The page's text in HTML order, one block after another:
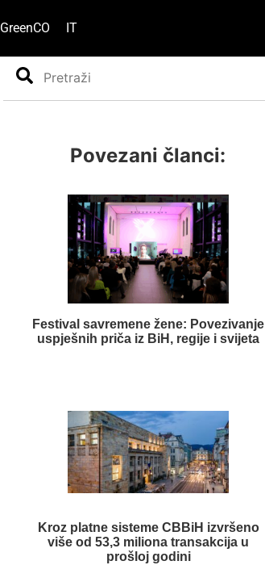
GreenCO IT
Search
Povezani članci:
Festival savremene žene: Povezivanje
uspješnih priča iz BiH, regije i svijeta
Kroz platne sisteme CBBiH izvršeno
više od 53,3 miliona transakcija u
prošloj godini